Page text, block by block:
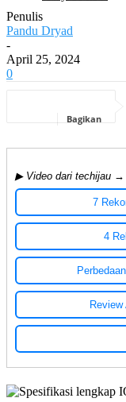
Penulis
Pandu Dryad
-
April 25, 2024
0
Bagikan
▶ Video dari techijau →
7
4